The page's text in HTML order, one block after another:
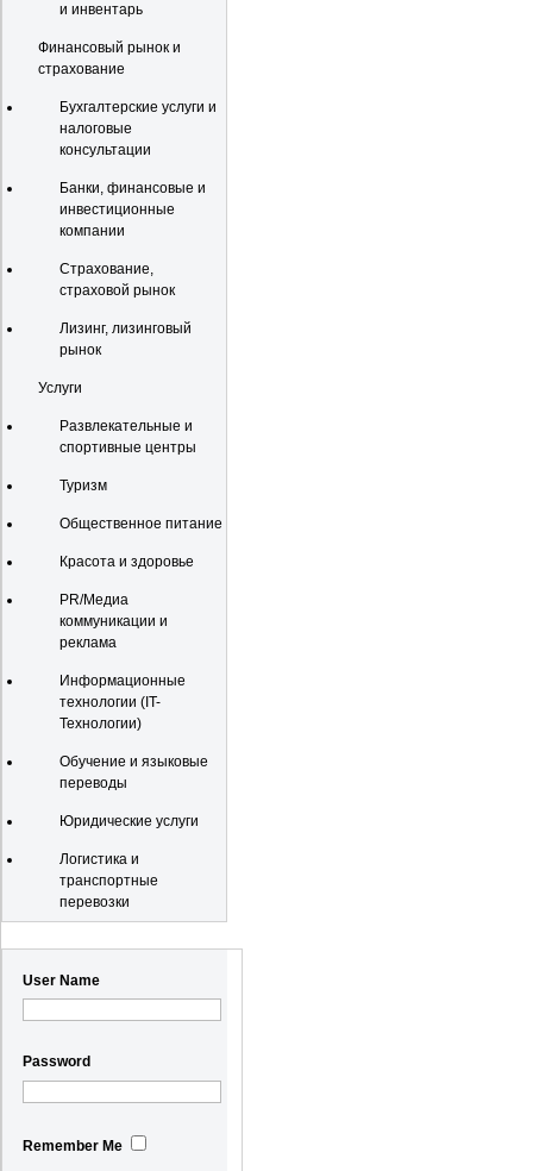
и инвентарь
Финансовый рынок и
страхование
Бухгалтерские услуги и
налоговые
консультации
Банки, финансовые и
инвестиционные
компании
Страхование,
страховой рынок
Лизинг, лизинговый
рынок
Услуги
Развлекательные и
спортивные центры
Туризм
Общественное питание
Красота и здоровье
PR/Медиа
коммуникации и
реклама
Информационные
технологии (IT-
Технологии)
Обучение и языковые
переводы
Юридические услуги
Логистика и
транспортные
перевозки
User Name
Password
Remember Me